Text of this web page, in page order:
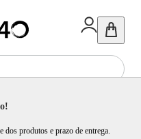
produtos e prazo de entrega.